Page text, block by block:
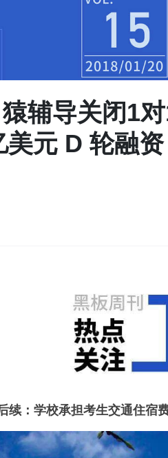
猿辅导关闭1
美元 D 轮融
续：学校承担考生交通住宿